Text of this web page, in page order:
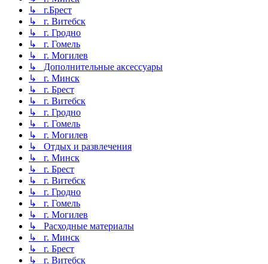
↳ г.Брест
↳ г. Витебск
↳ г. Гродно
↳ г. Гомель
↳ г. Могилев
↳ Дополнительные аксессуары
↳ г. Минск
↳ г. Брест
↳ г. Витебск
↳ г. Гродно
↳ г. Гомель
↳ г. Могилев
↳ Отдых и развлечения
↳ г. Минск
↳ г. Брест
↳ г. Витебск
↳ г. Гродно
↳ г. Гомель
↳ г. Могилев
↳ Расходные материалы
↳ г. Минск
↳ г. Брест
↳ г. Витебск